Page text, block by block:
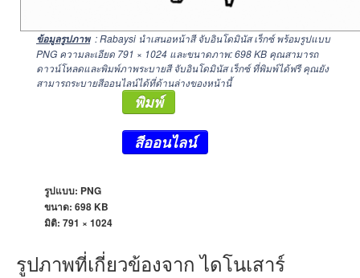
ข้อมูลรูปภาพ : Rabaysi นำเสนอหน้าสี จับอินโดมินัส เร็กซ์ พร้อมรูปแบบ
PNG ความละเอียด 791 × 1024 และขนาดภาพ: 698 KB คุณสามารถ
ดาวน์โหลดและพิมพ์ภาพระบายสี จับอินโดมินัส เร็กซ์ ที่พิมพ์ได้ฟรี คุณยัง
สามารถระบายสีออนไลน์ได้ที่ด้านล่างของหน้านี้
พิมพ์
สีออนไลน์
รูปแบบ: PNG
ขนาด: 698 KB
มิติ: 791 × 1024
รูปภาพที่เกี่ยวข้องจาก ไดโนเสาร์